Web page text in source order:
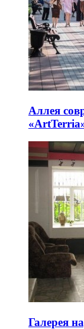
Аллея
Галерея